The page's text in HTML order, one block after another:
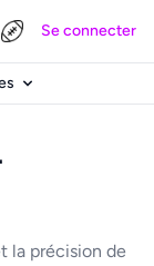
Se connecter
la précision de